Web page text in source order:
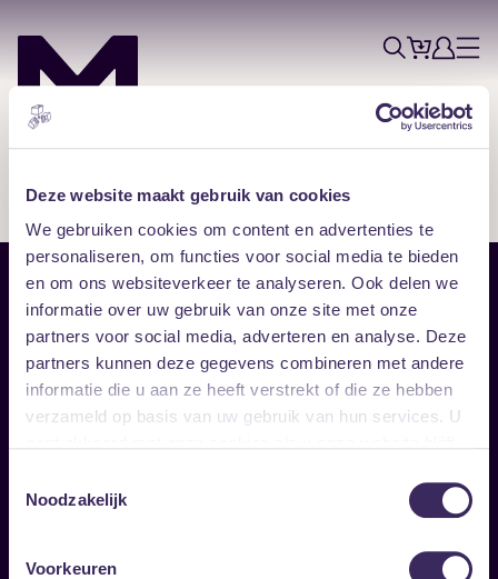
Deze website maakt gebruik van cookies
We gebruiken cookies om content en advertenties te
personaliseren, om functies voor social media te bieden
en om ons websiteverkeer te analyseren. Ook delen we
informatie over uw gebruik van onze site met onze
partners voor social media, adverteren en analyse. Deze
partners kunnen deze gegevens combineren met andere
informatie die u aan ze heeft verstrekt of die ze hebben
verzameld op basis van uw gebruik van hun services. U
Noodzakelijk
Voorkeuren
ZoekTicketsAccount
Menu
Sitemap
Home
Vrijwilligers
Verhuur
Disclaimer
Toegankelijkheid
Privacy & cookies
Follow
Onze nieuwsbrief ontvangen?